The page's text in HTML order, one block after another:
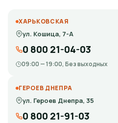
ХАРЬКОВСКАЯ
ул. Кошица, 7-А
0 800 21-04-03
09:00 — 19:00, Без выходных
ГЕРОЕВ ДНЕПРА
ул. Героев Днепра, 35
0 800 21-91-03